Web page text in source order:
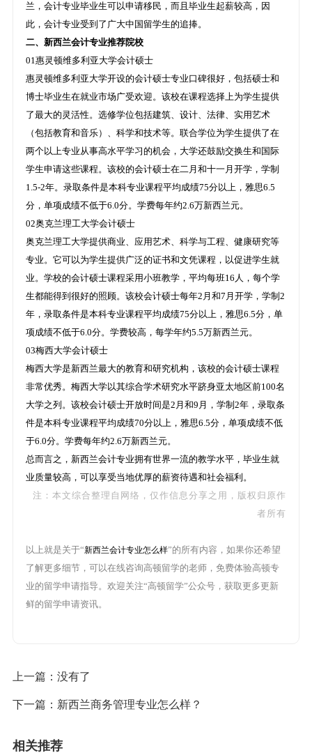
兰，会计专业毕业生可以申请移民，而且毕业生起薪较高，因
此，会计专业受到了广大中国留学生的追捧。
二、新西兰会计专业推荐院校
01惠灵顿维多利亚大学会计硕士
惠灵顿维多利亚大学开设的会计硕士专业口碑很好，包括硕士和
博士毕业生在就业市场广受欢迎。该校在课程选择上为学生提供
了最大的灵活性。选修学位包括建筑、设计、法律、实用艺术
（包括教育和音乐）、科学和技术等。联合学位为学生提供了在
两个以上专业从事高水平学习的机会，大学还鼓励交换生和国际
学生申请这些课程。该校的会计硕士在二月和十一月开学，学制
1.5-2年。录取条件是本科专业课程平均成绩75分以上，雅思6.5
分，单项成绩不低于6.0分。学费每年约2.6万新西兰元。
02奥克兰理工大学会计硕士
奥克兰理工大学提供商业、应用艺术、科学与工程、健康研究等
专业。它可以为学生提供广泛的证书和文凭课程，以促进学生就
业。学校的会计硕士课程采用小班教学，平均每班16人，每个学
生都能得到很好的照顾。该校会计硕士每年2月和7月开学，学制2
年，录取条件是本科专业课程平均成绩75分以上，雅思6.5分，单
项成绩不低于6.0分。学费较高，每学年约5.5万新西兰元。
03梅西大学会计硕士
梅西大学是新西兰最大的教育和研究机构，该校的会计硕士课程
非常优秀。梅西大学以其综合学术研究水平跻身亚太地区前100名
大学之列。该校会计硕士开放时间是2月和9月，学制2年，录取条
件是本科专业课程平均成绩70分以上，雅思6.5分，单项成绩不低
于6.0分。学费每年约2.6万新西兰元。
总而言之，新西兰会计专业拥有世界一流的教学水平，毕业生就
业质量较高，可以享受当地优厚的薪资待遇和社会福利。
注：本文综合整理自网络，仅作信息分享之用，版权归原作
者所有
以上就是关于“新西兰会计专业怎么样”的所有内容，如果你还希望
了解更多细节，可以在线咨询高顿留学的老师，免费体验高顿专
业的留学申请指导。欢迎关注“高顿留学”公众号，获取更多更新
鲜的留学申请资讯。
上一篇：没有了
下一篇： 新西兰商务管理专业怎么样？
相关推荐